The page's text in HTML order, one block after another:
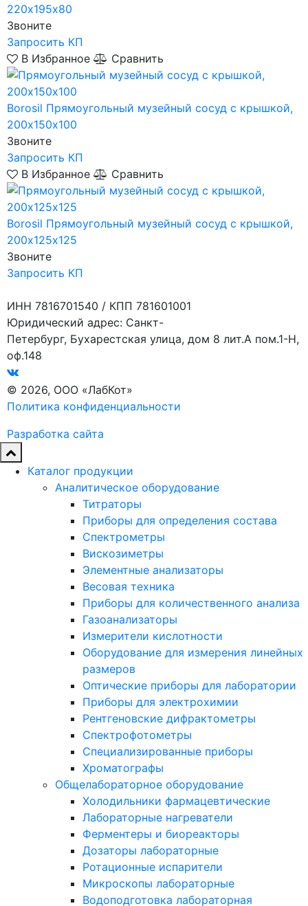
220х195х80
Звоните
Запросить КП
В Избранное
Сравнить
Borosil Прямоугольный музейный сосуд с крышкой,
200х150х100
Звоните
Запросить КП
В Избранное
Сравнить
Borosil Прямоугольный музейный сосуд с крышкой,
200х125х125
Звоните
Запросить КП
ИНН 7816701540 / КПП 781601001
Юридический адрес: Санкт-
Петербург, Бухарестская улица, дом 8 лит.А пом.1-Н,
оф.148
© 2026, ООО «ЛабКот»
Политика конфиденциальности
Разработка сайта
Каталог продукции
Аналитическое оборудование
Титраторы
Приборы для определения состава
Спектрометры
Вискозиметры
Элементные анализаторы
Весовая техника
Приборы для количественного анализа
Газоанализаторы
Измерители кислотности
Оборудование для измерения линейных
размеров
Оптические приборы для лаборатории
Приборы для электрохимии
Рентгеновские дифрактометры
Спектрофотометры
Специализированные приборы
Хроматографы
Общелабораторное оборудование
Холодильники фармацевтические
Лабораторные нагреватели
Ферментеры и биореакторы
Дозаторы лабораторные
Ротационные испарители
Микроскопы лабораторные
Водоподготовка лабораторная